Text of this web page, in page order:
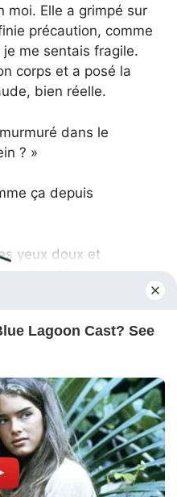
moi. Elle a grimpé sur
précaution, comme
me sentais fragile.
corps et a posé la
bien réelle.
dans le
? »
ça depuis
yeux doux et
pas dérobé. Il n’en
vers nous », ai-je dit,
le long de son dos,
Pas directement,
Daniel qui t’a
moi comme une